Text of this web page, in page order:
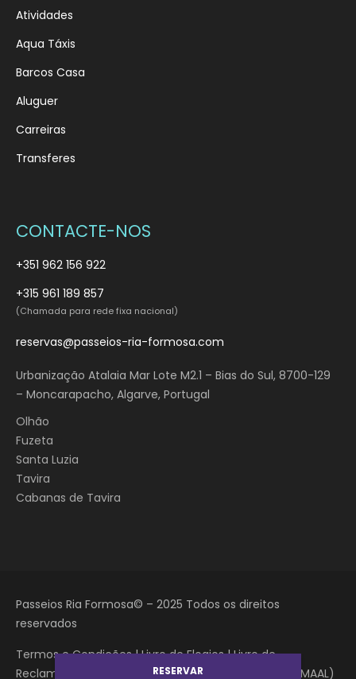
Atividades
Aqua Táxis
Barcos Casa
Aluguer
Carreiras
Transferes
CONTACTE-NOS
+351 962 156 922
+315 961 189 857
(Chamada para rede fixa nacional)
reservas@passeios-ria-formosa.com
Urbanização Atalaia Mar Lote M2.1 – Bias do Sul, 8700-129
– Moncarapacho, Algarve, Portugal
Olhão
Fuzeta
Santa Luzia
Tavira
Cabanas de Tavira
Passeios Ria Formosa© – 2025 Todos os direitos
reservados
Termos e Condições|Livro de Elogios|Livro de
Reclamações
Resolução Alternativa de Litígios (CIMAAL)
RESERVAR